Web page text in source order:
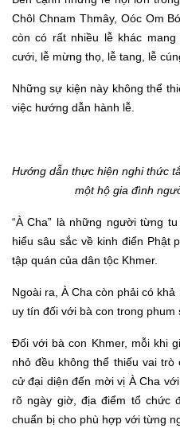
Chôl Chnam Thmây, Oóc Om
còn có rất nhiều lễ khác
cưới, lễ mừng thọ, lễ tang, lễ
Những sự kiện này không thể
việc hướng dẫn hành lễ.
Hướng dẫn thực hiện nghi thức
một hộ gia đình
“À Cha” là những người từng
hiểu sâu sắc về kinh điển Phật
tập quán của dân tộc Khmer.
Ngoài ra, À Cha còn phải có
uy tín đối với bà con trong
Đối với bà con Khmer, mỗi khi
nhỏ đều không thể thiếu vai
cử đại diện đến mời vị À Cha
rõ ngày giờ, địa điểm tổ chức
chuẩn bị cho phù hợp với từng